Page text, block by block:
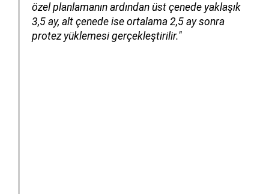
özel planlamanın ardından üst çenede yaklaşık
3,5 ay, alt çenede ise ortalama 2,5 ay sonra
protez yüklemesi gerçekleştirilir."